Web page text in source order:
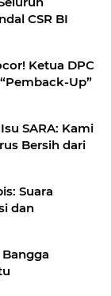
CSR BI
Ketua DPC
Up”
SARA: Kami
Bersih dari
Suara
dan